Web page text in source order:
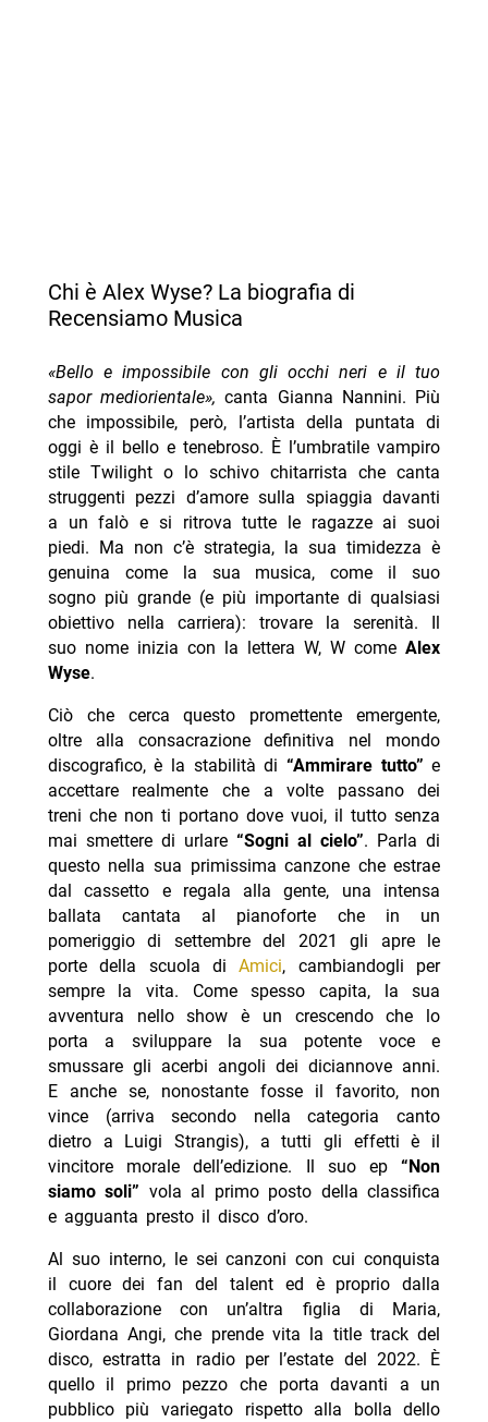
Chi è Alex Wyse? La biografia di
Recensiamo Musica
«Bello e impossibile con gli occhi neri e il tuo
sapor mediorientale», canta Gianna Nannini. Più
che impossibile, però, l’artista della puntata di
oggi è il bello e tenebroso. È l’umbratile vampiro
stile Twilight o lo schivo chitarrista che canta
struggenti pezzi d’amore sulla spiaggia davanti
a un falò e si ritrova tutte le ragazze ai suoi
piedi. Ma non c’è strategia, la sua timidezza è
genuina come la sua musica, come il suo
sogno più grande (e più importante di qualsiasi
obiettivo nella carriera): trovare la serenità. Il
suo nome inizia con la lettera W, W comeAlex
Wyse.
Ciò che cerca questo promettente emergente,
oltre alla consacrazione definitiva nel mondo
discografico, è la stabilità di “Ammirare tutto” e
accettare realmente che a volte passano dei
treni che non ti portano dove vuoi, il tutto senza
mai smettere di urlare “Sogni al cielo”. Parla di
questo nella sua primissima canzone che estrae
dal cassetto e regala alla gente, una intensa
ballata cantata al pianoforte che in un
pomeriggio di settembre del 2021 gli apre le
porte della scuola diAmici, cambiandogli per
sempre la vita. Come spesso capita, la sua
avventura nello show è un crescendo che lo
porta a sviluppare la sua
potente voce e
smussare gli acerbi angoli dei diciannove anni.
E anche se, nonostante fosse il favorito, non
vince (arriva secondo nella categoria canto
dietro a Luigi Strangis), a tutti gli effetti è il
vincitore morale dell’edizione. Il suo ep“Non
siamo soli” vola al primo posto della classifica
e agguanta presto il disco d’oro.
Al suo interno, le sei canzoni con cui conquista
il cuore dei fan del talent ed è proprio dalla
collaborazione con un’altra figlia di Maria,
Giordana Angi, che prende vita la title track del
disco, estratta in radio per l’estate del 2022. È
quello il primo pezzo che porta davanti a un
pubblico più variegato rispetto alla bolla dello